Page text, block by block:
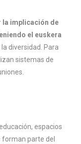
la implicación de
el euskera
diversidad. Para
sistemas de
espacios
parte del